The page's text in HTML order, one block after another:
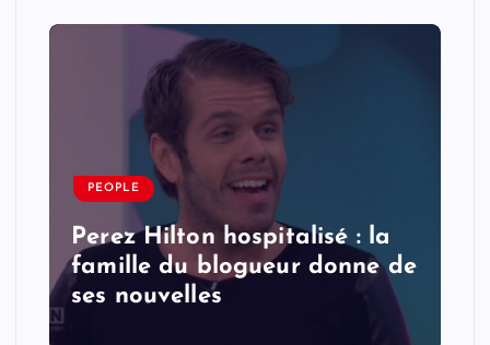
PEOPLE
Perez Hilton hospitalisé : la
famille du blogueur donne de
ses nouvelles